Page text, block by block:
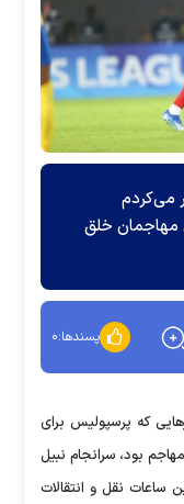
می‌کردم
مهاجمان خلق
پسندها:۰
۱۴۰۲ و روز‌هایی که پرسپولیس برای
بود، سرانجام نبیل
ساعات نقل و انتقالات